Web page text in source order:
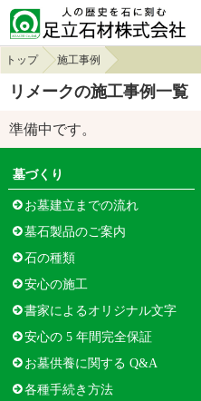
トップ 施工事例
リメークの施工事例一覧
準備中です。
墓づくり
お墓建立までの流れ
墓石製品のご案内
石の種類
安心の施工
書家によるオリジナル文字
安心の 5 年間完全保証
お墓供養に関する Q&A
各種手続き方法